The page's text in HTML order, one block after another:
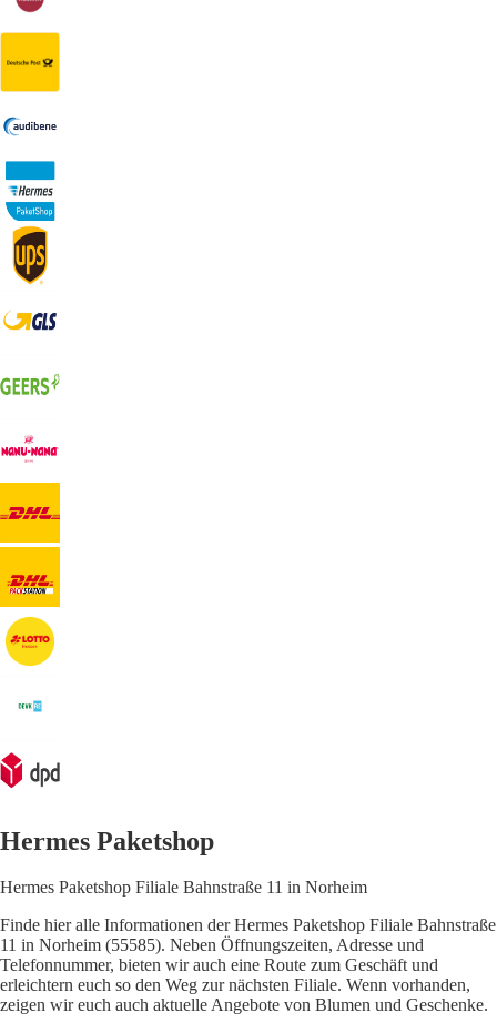
Hermes Paketshop
Hermes Paketshop Filiale Bahnstraße 11 in Norheim
Finde hier alle Informationen der Hermes Paketshop Filiale Bahnstraße
11 in Norheim (55585). Neben Öffnungszeiten, Adresse und
Telefonnummer, bieten wir auch eine Route zum Geschäft und
erleichtern euch so den Weg zur nächsten Filiale. Wenn vorhanden,
zeigen wir euch auch aktuelle Angebote von Blumen und Geschenke.